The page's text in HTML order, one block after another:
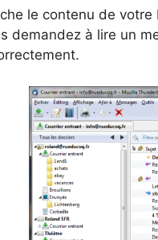
le contenu de
demandez à lire un